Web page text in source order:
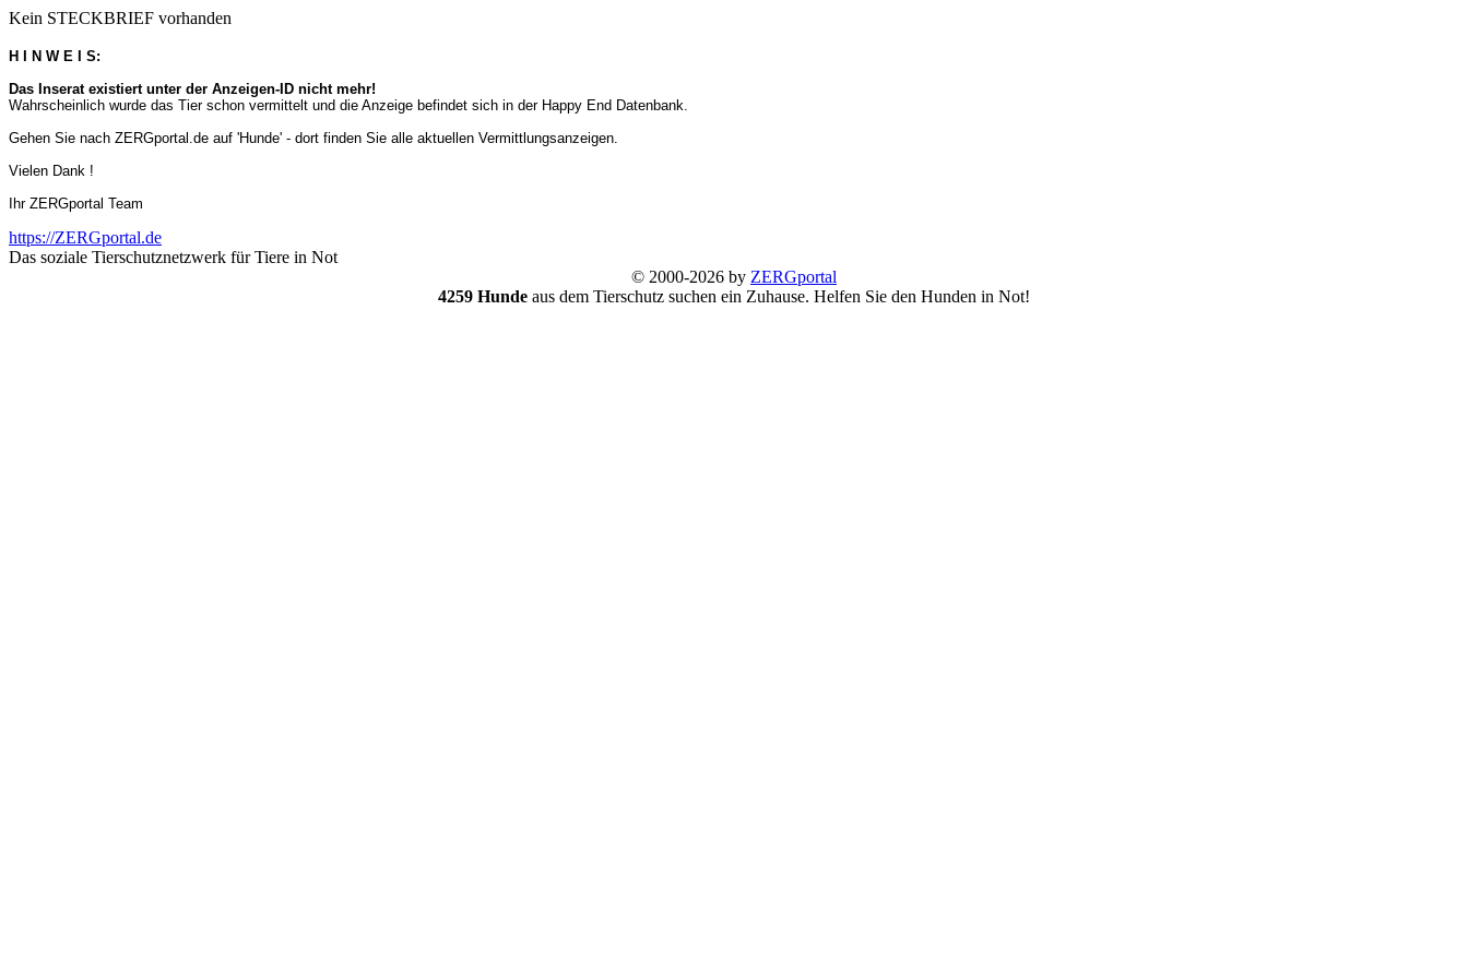
Kein STECKBRIEF vorhanden
H I N W E I S:
Das Inserat existiert unter der Anzeigen-ID nicht mehr!
Wahrscheinlich wurde das Tier schon vermittelt und die Anzeige befindet sich in der Happy End Datenbank.
Gehen Sie nach ZERGportal.de auf 'Hunde' - dort finden Sie alle aktuellen Vermittlungsanzeigen.
Vielen Dank !
Ihr ZERGportal Team
https://ZERGportal.de
Das soziale Tierschutznetzwerk für Tiere in Not
© 2000-2026 by ZERGportal
4259 Hunde aus dem Tierschutz suchen ein Zuhause. Helfen Sie den Hunden in Not!